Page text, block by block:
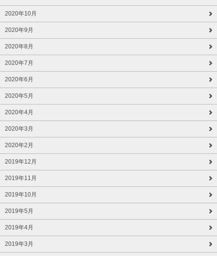
2020年10月
2020年9月
2020年8月
2020年7月
2020年6月
2020年5月
2020年4月
2020年3月
2020年2月
2019年12月
2019年11月
2019年10月
2019年5月
2019年4月
2019年3月